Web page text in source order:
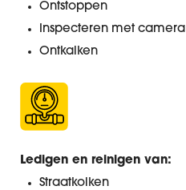
Ontstoppen
Inspecteren met camera
Ontkalken
Ledigen en reinigen van:
Straatkolken